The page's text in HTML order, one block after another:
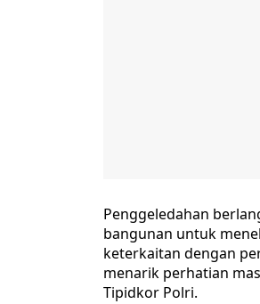
Penggeledahan
bangunan untuk
keterkaitan dengan
menarik perhatian
Tipidkor Polri.